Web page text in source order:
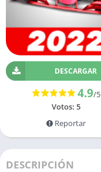
DESCARGAR
4.9/5
Votos: 5
Reportar
DESCRIPCIÓN